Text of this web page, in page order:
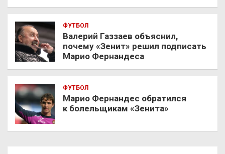
ФУТБОЛ
Валерий Газзаев объяснил,
почему «Зенит» решил подписать
Марио Фернандеса
ФУТБОЛ
Марио Фернандес обратился
к болельщикам «Зенита»